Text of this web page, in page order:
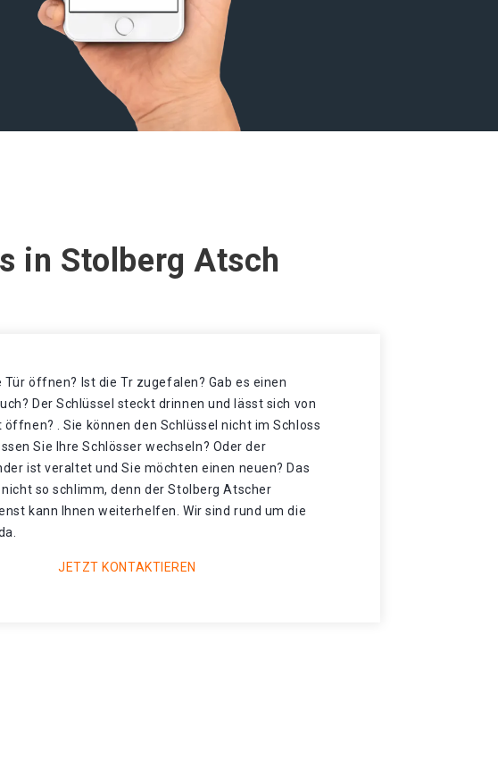
in Stolberg Atsch
Tür öffnen? Ist die Tr zugefalen? Gab es einen
Der Schlüssel steckt drinnen und lässt sich von
. Sie können den Schlüssel nicht im Schloss
Sie Ihre Schlösser wechseln? Oder der
ist veraltet und Sie möchten einen neuen? Das
so schlimm, denn der Stolberg Atscher
kann Ihnen weiterhelfen. Wir sind rund um die
JETZT KONTAKTIEREN